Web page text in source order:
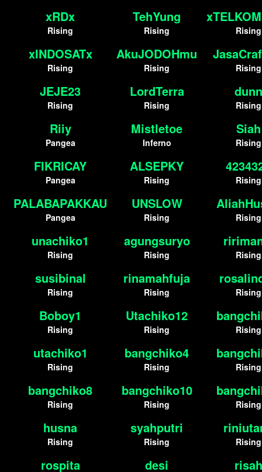
xRDx
Rising
TehYung
Rising Rising
xINDOSATx
Rising
AkuJODOHmu
Rising Rising
JEJE23
Rising
LordTerra
Rising
dunn
Rising
Riiy
Pangea
Mistletoe
Inferno
Siah
Rising
FIKRICAY
Pangea
ALSEPKY
Rising Rising
PALABAPAKKAU
Pangea
UNSLOW
Rising Rising
unachiko1
Rising
agungsuryo
Rising Rising
susibinal
Rising
rinamahfuja
Rising Rising
Boboy1
Rising
Utachiko12
Rising Rising
utachiko1
Rising
bangchiko4
Rising Rising
bangchiko8
Rising
bangchiko10
Rising Rising
husna
Rising
syahputri
Rising Rising
rospita desi risah